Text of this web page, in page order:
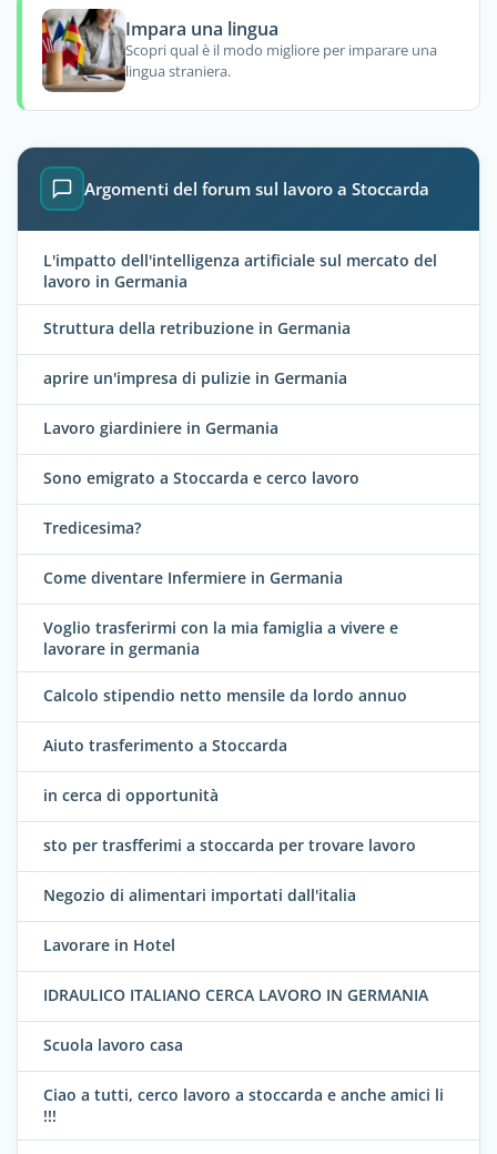
Impara una lingua
Scopri qual è il modo migliore per imparare una
lingua straniera.
Argomenti del forum sul lavoro a Stoccarda
L'impatto dell'intelligenza artificiale sul mercato del
lavoro in Germania
Struttura della retribuzione in Germania
aprire un'impresa di pulizie in Germania
Lavoro giardiniere in Germania
Sono emigrato a Stoccarda e cerco lavoro
Tredicesima?
Come diventare Infermiere in Germania
Voglio trasferirmi con la mia famiglia a vivere e
lavorare in germania
Calcolo stipendio netto mensile da lordo annuo
Aiuto trasferimento a Stoccarda
in cerca di opportunità
sto per trasfferimi a stoccarda per trovare lavoro
Negozio di alimentari importati dall'italia
Lavorare in Hotel
IDRAULICO ITALIANO CERCA LAVORO IN GERMANIA
Scuola lavoro casa
Ciao a tutti, cerco lavoro a stoccarda e anche amici li
!!!